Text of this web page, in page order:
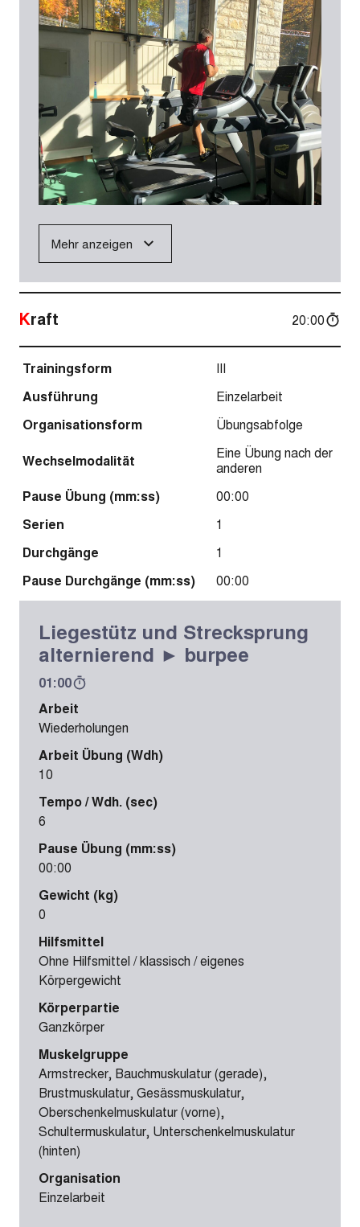
Mehr anzeigen
Kraft 20:00
Trainingsform
III
Ausführung
Einzelarbeit
Organisationsform
Übungsabfolge
Wechselmodalität
Eine Übung nach der
anderen
Pause Übung (mm:ss)
00:00
Serien
1
Durchgänge
1
Pause Durchgänge (mm:ss)
00:00
Liegestütz und Strecksprung
alternierend ► burpee
01:00
Arbeit
Wiederholungen
Arbeit Übung (Wdh)
10
Tempo / Wdh. (sec)
6
Pause Übung (mm:ss)
00:00
Gewicht (kg)
0
Hilfsmittel
Ohne Hilfsmittel / klassisch / eigenes
Körpergewicht
Körperpartie
Ganzkörper
Muskelgruppe
Armstrecker, Bauchmuskulatur (gerade),
Brustmuskulatur, Gesässmuskulatur,
Oberschenkelmuskulatur (vorne),
Schultermuskulatur, Unterschenkelmuskulatur
(hinten)
Organisation
Einzelarbeit